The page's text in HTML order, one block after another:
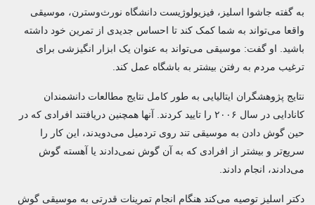
به گفته جاشوا اسلیز، فیزیولوژیست دانشگاه نورث‌وسترن، موسیقی
واقعا می‌تواند به شما کمک کند تا احساس جدیدی از تمرین خود داشته
باشید. او گفت: موسیقی می‌تواند به عنوان یک ابزار انگیزشی برای
ترغیب مردم به رفتن بیشتر به باشگاه عمل کند.
نتایج پژوهشگران ایتالیایی به طور کامل نتایج مطالعات دانشمندان
کانادایی در سال ۲۰۰۶ را تایید کردند. آنها همچنین دریافتند افرادی که در
حین گوش دادن به موسیقی تند روی تردمیل می‌دویدند، این کار را
سریع‌تر و بیشتر از افرادی که به آن گوش نمی‌دادند یا آهسته گوش
می‌دادند، انجام دادند.
دکتر اسلیز توصیه می‌کند هنگام انجام تمرینات قدرتی به موسیقی گوش